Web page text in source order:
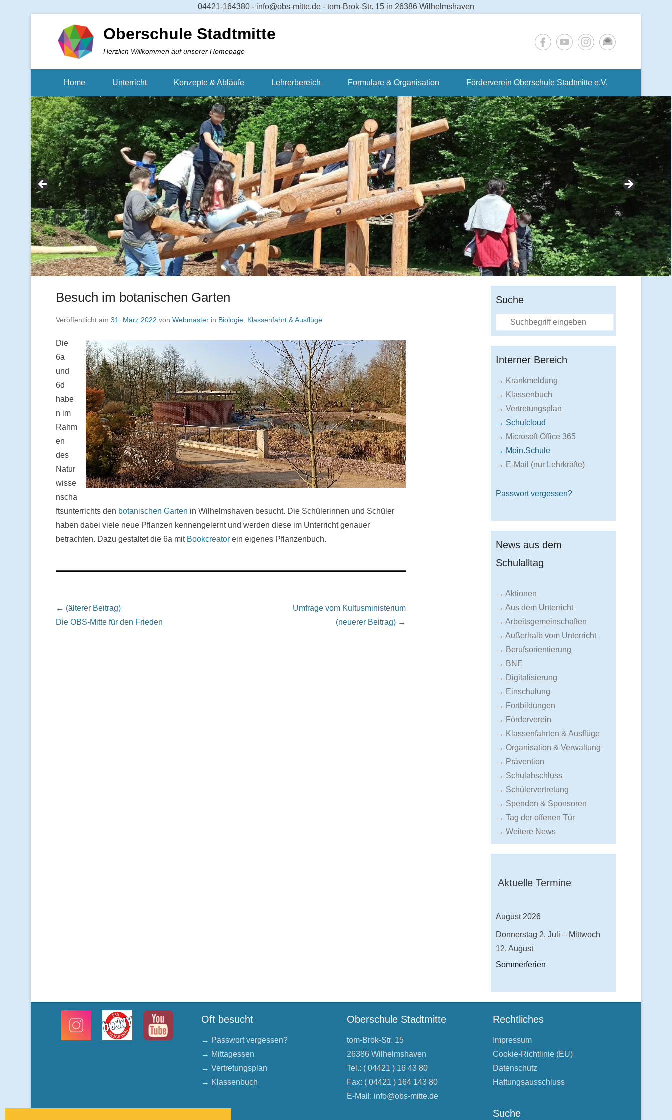
04421-164380 - info@obs-mitte.de - tom-Brok-Str. 15 in 26386 Wilhelmshaven
Oberschule Stadtmitte
Herzlich Willkommen auf unserer Homepage
Home Unterricht Konzepte & Abläufe Lehrerbereich Formulare & Organisation Förderverein Oberschule Stadtmitte e.V.
Besuch im botanischen Garten
Veröffentlicht am 31. März 2022 von Webmaster in Biologie Klassenfahrt & Ausflüge
Die
6a
und
6d
habe
n im
Rahm
en
des
Natur
wisse
nscha
ftsunterrichts den botanischen Garten in Wilhelmshaven besucht. Die Schülerinnen und Schüler
haben dabei viele neue Pflanzen kennengelernt und werden diese im Unterricht genauer
betrachten. Dazu gestaltet die 6a mit Bookcreator ein eigenes Pflanzenbuch.
Beitrags Übersicht
← (älterer Beitrag)
Die OBS-Mitte für den Frieden
Umfrage vom Kultusministerium
(neuerer Beitrag) →
Suche
Suche
Interner Bereich
→ Krankmeldung
→ Klassenbuch
→ Vertretungsplan
→ Schulcloud
→ Microsoft Office 365
→ Moin.Schule
→ E-Mail (nur Lehrkräfte)
Passwort vergessen?
News aus dem
Schulalltag
→ Aktionen
→ Aus dem Unterricht
→ Arbeitsgemeinschaften
→ Außerhalb vom Unterricht
→ Berufsorientierung
→ BNE
→ Digitalisierung
→ Einschulung
→ Fortbildungen
→ Förderverein
→ Klassenfahrten & Ausflüge
→ Organisation & Verwaltung
→ Prävention
→ Schulabschluss
→ Schülervertretung
→ Spenden & Sponsoren
→ Tag der offenen Tür
→ Weitere News
Aktuelle Termine
August 2026
Donnerstag 2. Juli – Mittwoch
12. August
Sommerferien
Oft besucht
→ Passwort vergessen?
→ Mittagessen
→ Vertretungsplan
→ Klassenbuch
Oberschule Stadtmitte
tom-Brok-Str. 15
26386 Wilhelmshaven
Tel.: ( 04421 ) 16 43 80
Fax: ( 04421 ) 164 143 80
E-Mail: info@obs-mitte.de
Rechtliches
Impressum
Cookie-Richtlinie (EU)
Datenschutz
Haftungsausschluss
Suche